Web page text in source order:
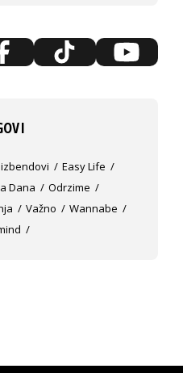
Easy Life
Dana
Odrzime
Važno
Wannabe